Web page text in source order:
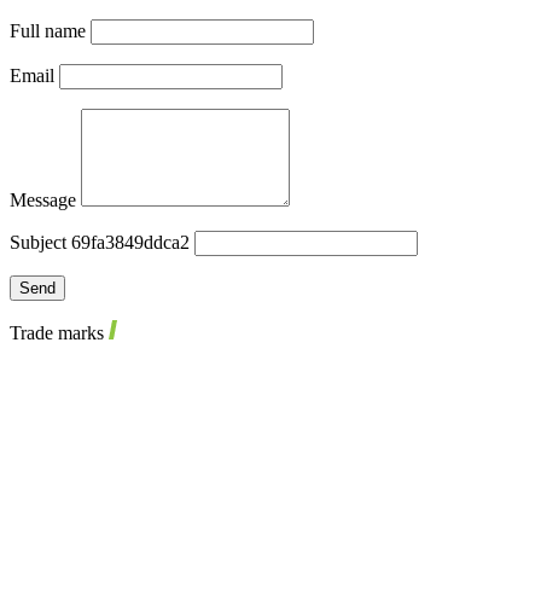
Full name
Email
Message
Subject 69fa3849ddca2
Send
Trade marks